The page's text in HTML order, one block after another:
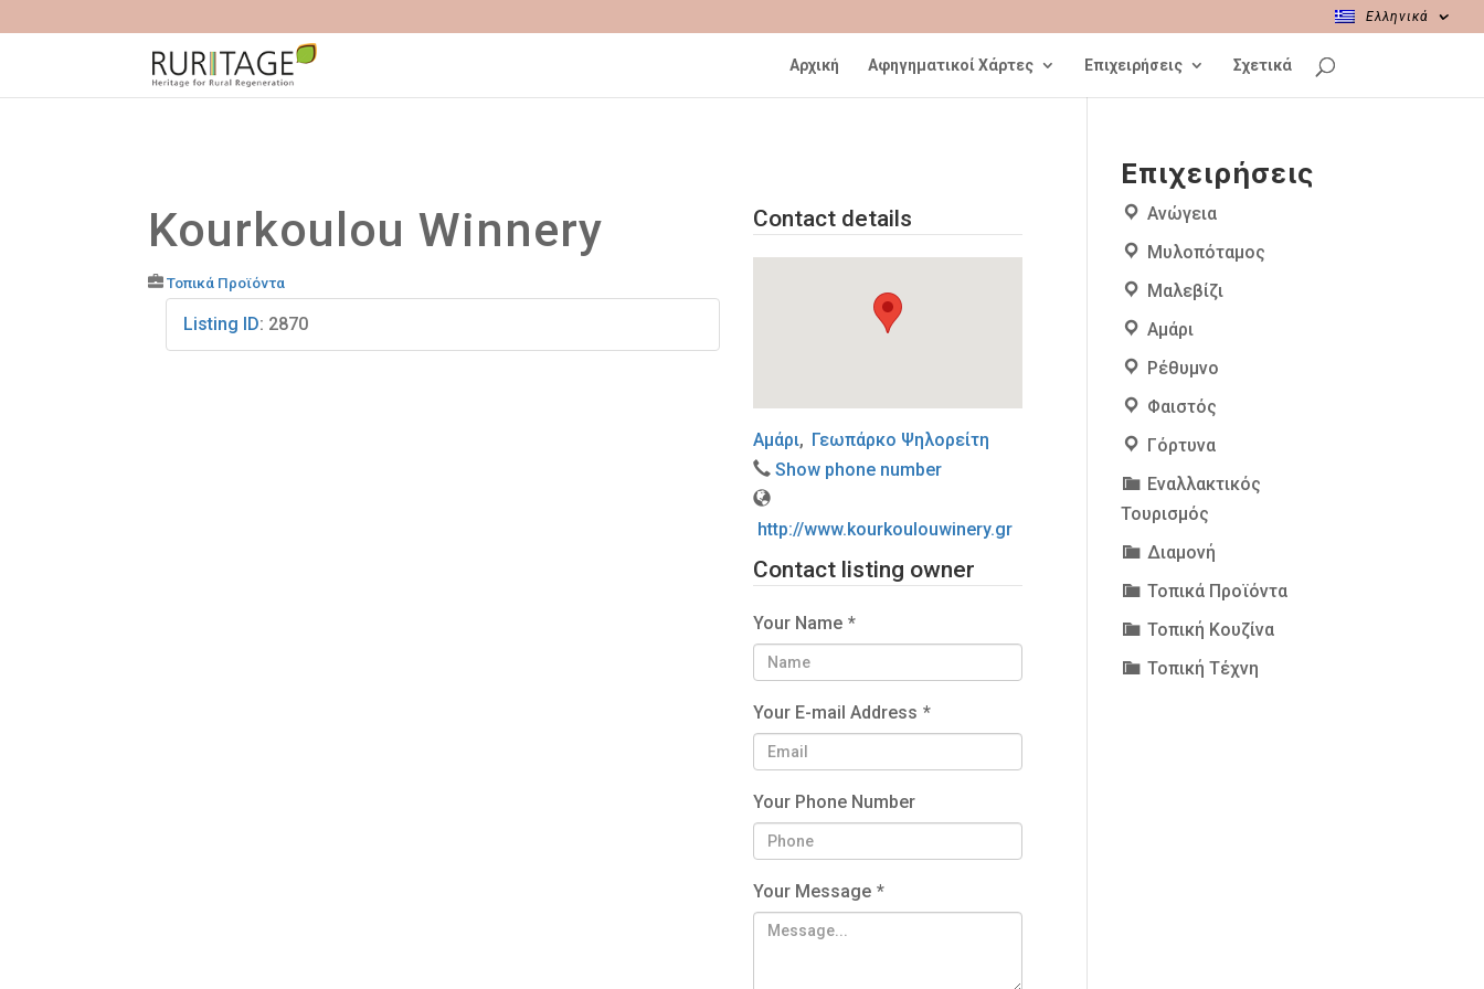
Ελληνικά
Αρχική Αφηγηματικοί Χάρτες Επιχειρήσεις Σχετικά
Kourkoulou Winnery
Τοπικά Προϊόντα
Listing ID: 2870
Contact details
Αμάρι, Γεωπάρκο Ψηλορείτη
Show phone number
http://www.kourkoulouwinery.gr
Contact listing owner
Your Name *
Your E-mail Address *
Your Phone Number
Your Message *
Επιχειρήσεις
Ανώγεια
Μυλοπόταμος
Μαλεβίζι
Αμάρι
Ρέθυμνο
Φαιστός
Γόρτυνα
Εναλλακτικός
Τουρισμός
Διαμονή
Τοπικά Προϊόντα
Τοπική Κουζίνα
Τοπική Τέχνη